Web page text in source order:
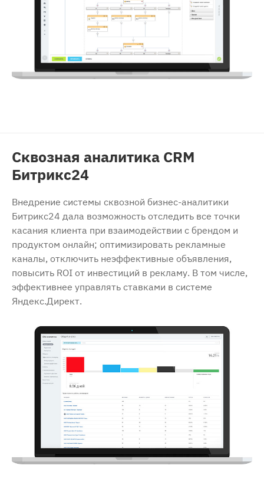
Сквозная аналитика CRM
Битрикс24
Внедрение системы сквозной бизнес-аналитики
Битрикс24 дала возможность отследить все точки
касания клиента при взаимодействии с брендом и
продуктом онлайн; оптимизировать рекламные
каналы, отключить неэффективные объявления,
повысить ROI от инвестиций в рекламу. В том числе,
эффективнее управлять ставками в системе
Яндекс.Директ.